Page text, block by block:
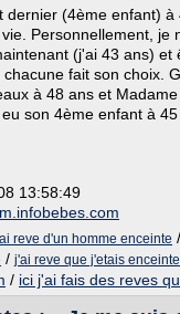
dernier (4ème enfant) à
Personnellement, je
(j'ai 43 ans) et
fait son choix.
à 48 ans et
son 4ème enfant à
13:58:49
reve d'un homme enceinte /
/ j'ai reve que j'etais
/ ici j'ai fais des reves